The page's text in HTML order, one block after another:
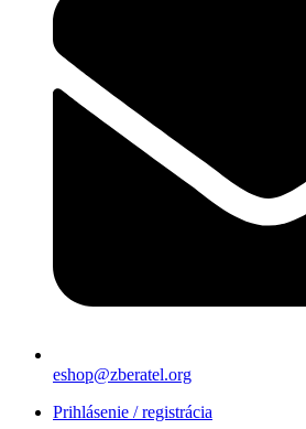
eshop@zberatel.org
Prihlásenie / registrácia